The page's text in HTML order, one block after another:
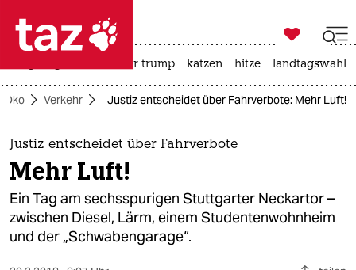
 taz zahl ich
taz zahl ich
themen
politik
öko

taz zahl ich
usa unter trump katzen hitze landtagswahl
Öko Verkehr Justiz entscheidet über Fahrverbote: Mehr Luft!
Justiz entscheidet über Fahrverbote
Mehr Luft!
Ein Tag am ­sechsspurigen Stuttgarter Neckartor –
zwischen Diesel, Lärm, einem Studentenwohnheim
und der „Schwabengarage“.